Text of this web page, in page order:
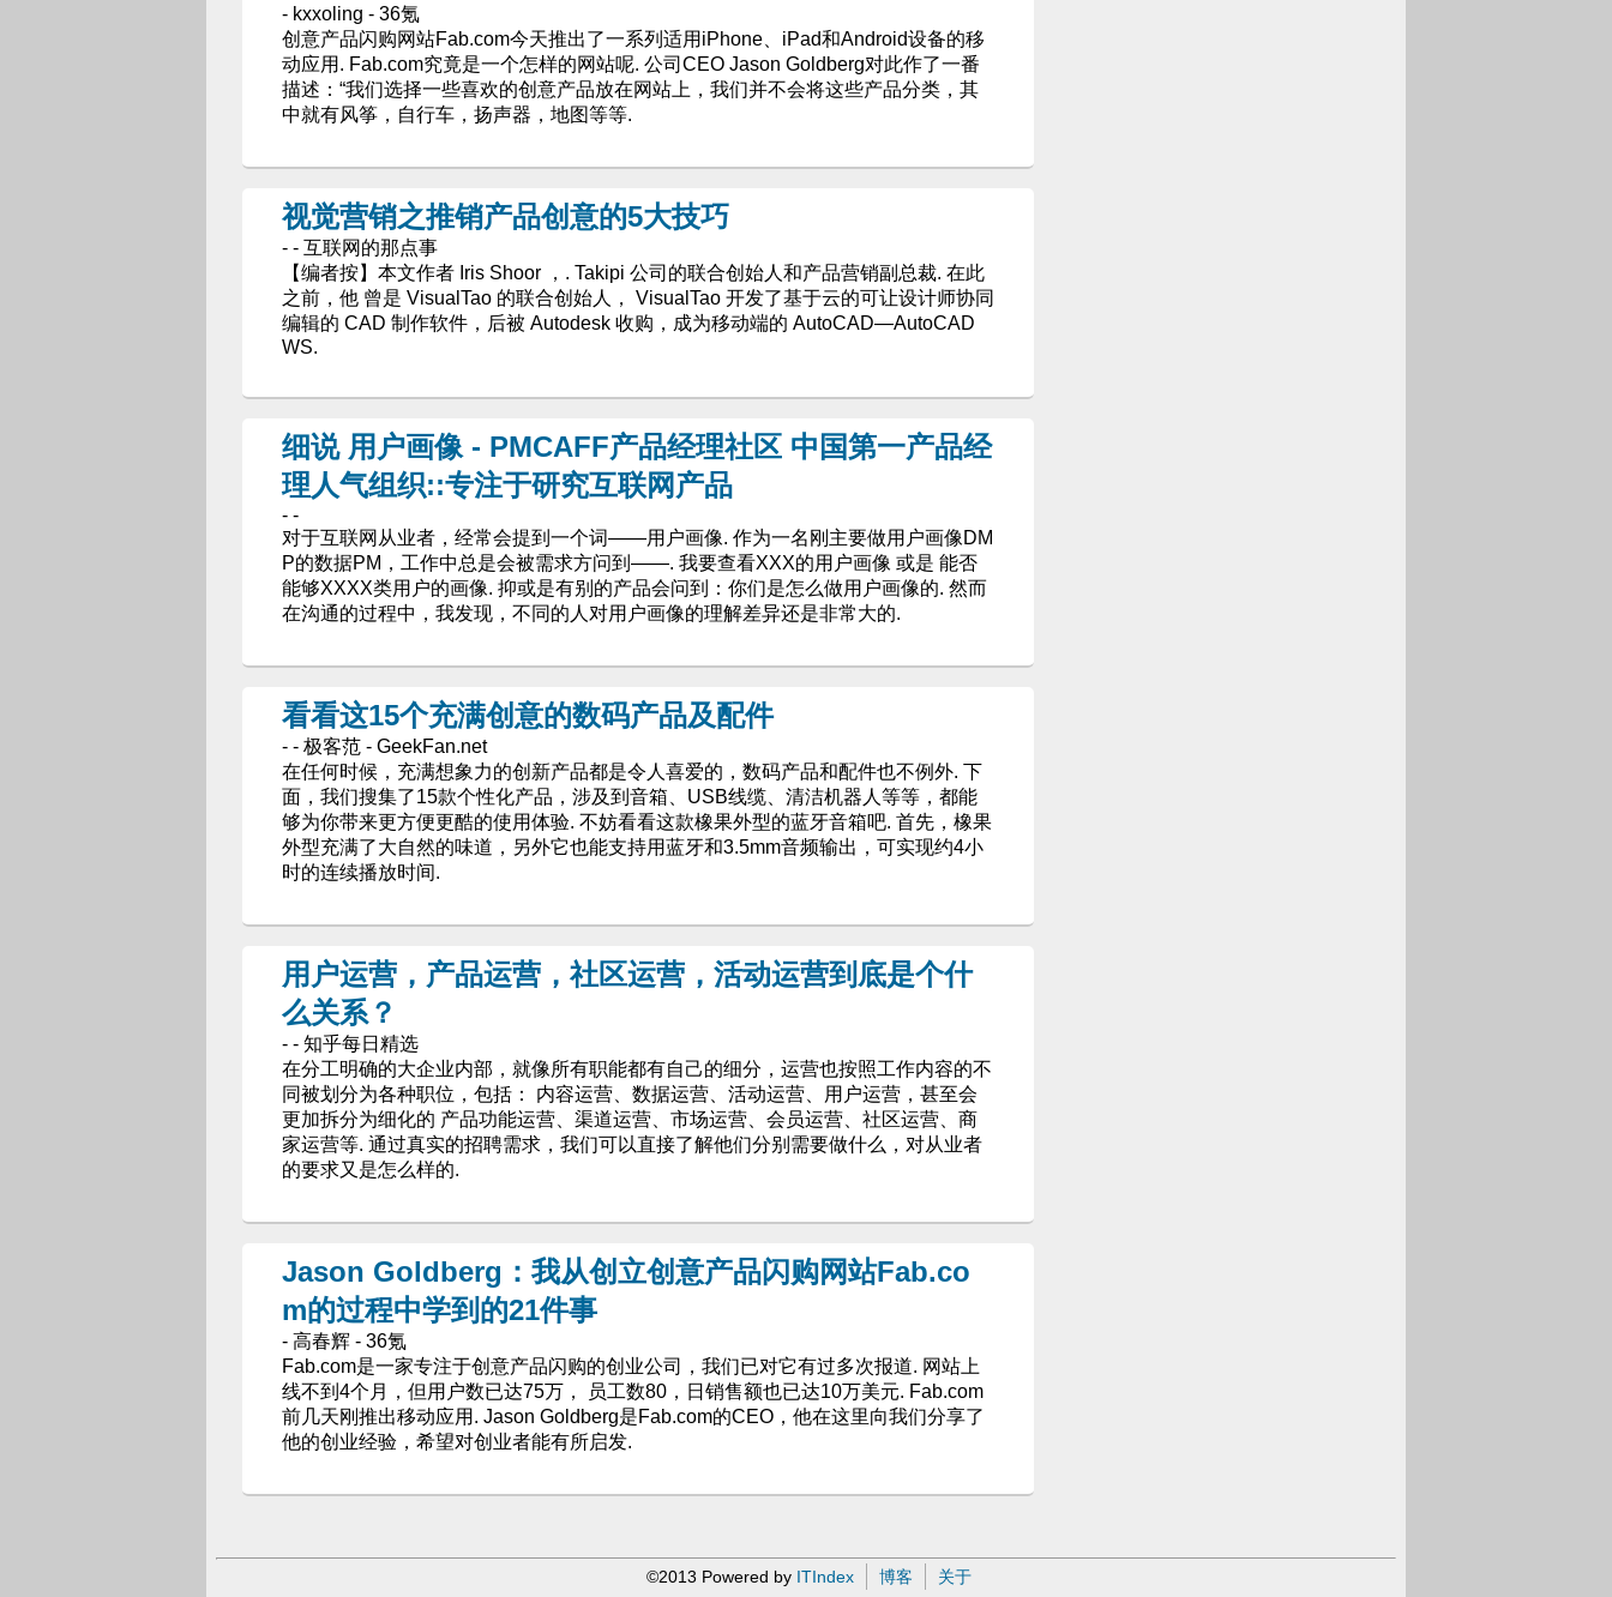
- kxxoling - 36氪
创意产品闪购网站Fab.com今天推出了一系列适用iPhone、iPad和Android设备的移
动应用. Fab.com究竟是一个怎样的网站呢. 公司CEO Jason Goldberg对此作了一番
描述：“我们选择一些喜欢的创意产品放在网站上，我们并不会将这些产品分类，其
中就有风筝，自行车，扬声器，地图等等.
视觉营销之推销产品创意的5大技巧
- - 互联网的那点事
【编者按】本文作者 Iris Shoor ，. Takipi 公司的联合创始人和产品营销副总裁. 在此
之前，他 曾是 VisualTao 的联合创始人， VisualTao 开发了基于云的可让设计师协同
编辑的 CAD 制作软件，后被 Autodesk 收购，成为移动端的 AutoCAD—AutoCAD
WS.
细说 用户画像 - PMCAFF产品经理社区 中国第一产品经
理人气组织::专注于研究互联网产品
- -
对于互联网从业者，经常会提到一个词——用户画像. 作为一名刚主要做用户画像DM
P的数据PM，工作中总是会被需求方问到——. 我要查看XXX的用户画像 或是 能否
能够XXXX类用户的画像. 抑或是有别的产品会问到：你们是怎么做用户画像的. 然而
在沟通的过程中，我发现，不同的人对用户画像的理解差异还是非常大的.
看看这15个充满创意的数码产品及配件
- - 极客范 - GeekFan.net
在任何时候，充满想象力的创新产品都是令人喜爱的，数码产品和配件也不例外. 下
面，我们搜集了15款个性化产品，涉及到音箱、USB线缆、清洁机器人等等，都能
够为你带来更方便更酷的使用体验. 不妨看看这款橡果外型的蓝牙音箱吧. 首先，橡果
外型充满了大自然的味道，另外它也能支持用蓝牙和3.5mm音频输出，可实现约4小
时的连续播放时间.
用户运营，产品运营，社区运营，活动运营到底是个什
么关系？
- - 知乎每日精选
在分工明确的大企业内部，就像所有职能都有自己的细分，运营也按照工作内容的不
同被划分为各种职位，包括： 内容运营、数据运营、活动运营、用户运营，甚至会
更加拆分为细化的 产品功能运营、渠道运营、市场运营、会员运营、社区运营、商
家运营等. 通过真实的招聘需求，我们可以直接了解他们分别需要做什么，对从业者
的要求又是怎么样的.
Jason Goldberg：我从创立创意产品闪购网站Fab.co
m的过程中学到的21件事
- 高春辉 - 36氪
Fab.com是一家专注于创意产品闪购的创业公司，我们已对它有过多次报道. 网站上
线不到4个月，但用户数已达75万， 员工数80，日销售额也已达10万美元. Fab.com
前几天刚推出移动应用. Jason Goldberg是Fab.com的CEO，他在这里向我们分享了
他的创业经验，希望对创业者能有所启发.
©2013 Powered by ITIndex 博客 关于